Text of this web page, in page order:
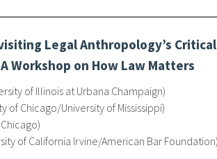
Legal Anthropology’s Critical
Workshop on How Law Matters
of Illinois at Urbana Champaign
of Chicago/University of Mississippi
of California Irvine/American Bar Foundation